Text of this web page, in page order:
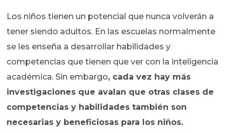
Los niños tienen un potencial que nunca volverán a
tener siendo adultos. En las escuelas normalmente
se les enseña a desarrollar habilidades y
competencias que tienen que ver con la inteligencia
académica. Sin embargo, cada vez hay más
investigaciones que avalan que otras clases de
competencias y habilidades también son
necesarias y beneficiosas para los niños.